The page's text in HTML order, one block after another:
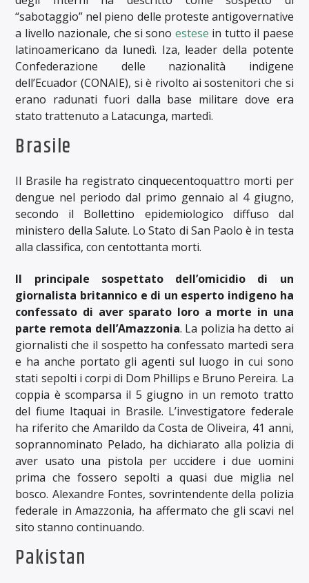
“sabotaggio” nel pieno delle proteste antigovernative
a livello nazionale, che si sono estese in tutto il paese
latinoamericano da lunedì. Iza, leader della potente
Confederazione delle nazionalità indigene
dell’Ecuador (CONAIE), si è rivolto ai sostenitori che si
erano radunati fuori dalla base militare dove era
stato trattenuto a Latacunga, martedì.
Brasile
Il Brasile ha registrato cinquecentoquattro morti per
dengue nel periodo dal primo gennaio al 4 giugno,
secondo il Bollettino epidemiologico diffuso dal
ministero della Salute. Lo Stato di San Paolo è in testa
alla classifica, con centottanta morti.
Il principale sospettato dell’omicidio di un
giornalista britannico e di un esperto indigeno ha
confessato di aver sparato loro a morte in una
parte remota dell’Amazzonia. La polizia ha detto ai
giornalisti che il sospetto ha confessato martedì sera
e ha anche portato gli agenti sul luogo in cui sono
stati sepolti i corpi di Dom Phillips e Bruno Pereira. La
coppia è scomparsa il 5 giugno in un remoto tratto
del fiume Itaquai in Brasile. L’investigatore federale
ha riferito che Amarildo da Costa de Oliveira, 41 anni,
soprannominato Pelado, ha dichiarato alla polizia di
aver usato una pistola per uccidere i due uomini
prima che fossero sepolti a quasi due miglia nel
bosco. Alexandre Fontes, sovrintendente della polizia
federale in Amazzonia, ha affermato che gli scavi nel
sito stanno continuando.
Pakistan